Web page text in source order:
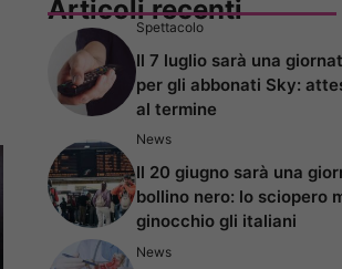
Articoli recenti
Spettacolo
Il 7 luglio sarà una
per gli abbonati Sky:
al termine
News
Il 20 giugno sarà una
bollino nero: lo sciopero
ginocchio gli italiani
News